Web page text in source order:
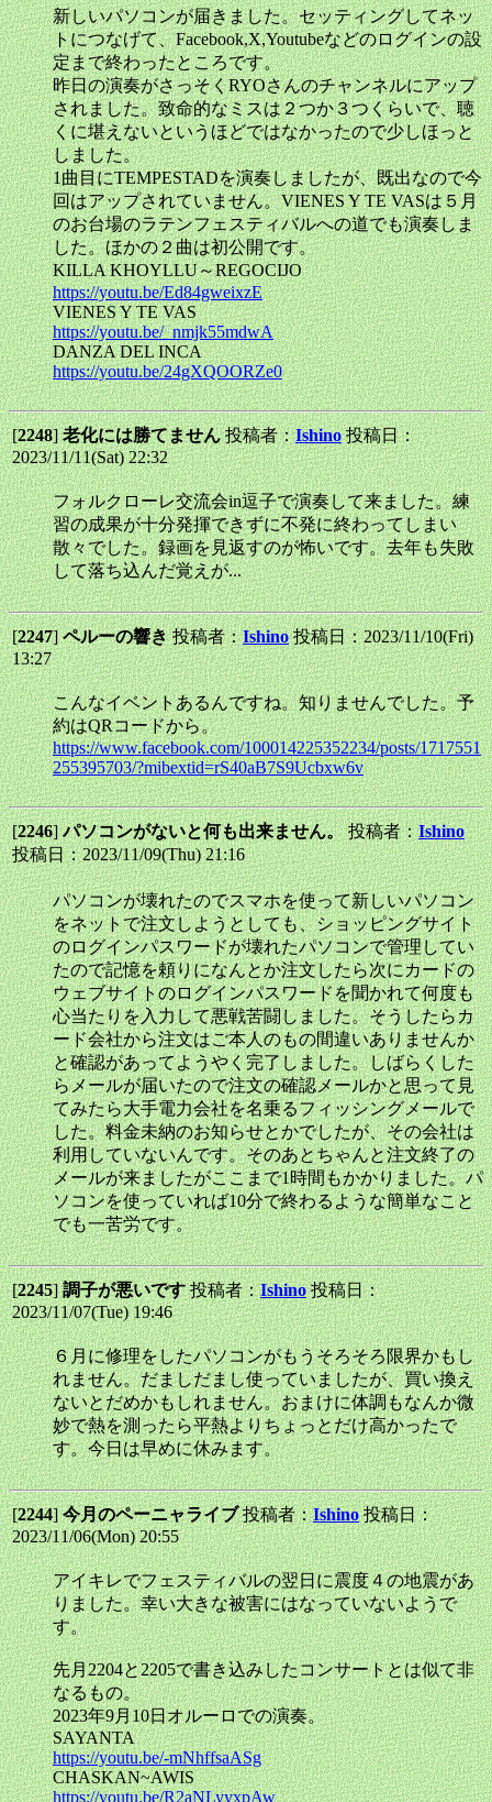
新しいパソコンが届きました。セッティングしてネッ
トにつなげて、Facebook,X,Youtubeなどのログインの設
定まで終わったところです。
昨日の演奏がさっそくRYOさんのチャンネルにアップ
されました。致命的なミスは２つか３つくらいで、聴
くに堪えないというほどではなかったので少しほっと
しました。
1曲目にTEMPESTADを演奏しましたが、既出なので今
回はアップされていません。VIENES Y TE VASは５月
のお台場のラテンフェスティバルへの道でも演奏しま
した。ほかの２曲は初公開です。
KILLA KHOYLLU～REGOCIJO
https://youtu.be/Ed84gweixzE
VIENES Y TE VAS
https://youtu.be/_nmjk55mdwA
DANZA DEL INCA
https://youtu.be/24gXQOORZe0
[2248]老化には勝てません投稿者：Ishino 投稿日：
2023/11/11(Sat) 22:32
フォルクローレ交流会in逗子で演奏して来ました。練
習の成果が十分発揮できずに不発に終わってしまい
散々でした。録画を見返すのが怖いです。去年も失敗
して落ち込んだ覚えが...
[2247]ペルーの響き投稿者：Ishino 投稿日：2023/11/10(Fri)
13:27
こんなイベントあるんですね。知りませんでした。予
約はQRコードから。
https://www.facebook.com/100014225352234/posts/1717551
255395703/?mibextid=rS40aB7S9Ucbxw6v
[2246]パソコンがないと何も出来ません。投稿者：Ishino
投稿日：2023/11/09(Thu) 21:16
パソコンが壊れたのでスマホを使って新しいパソコン
をネットで注文しようとしても、ショッピングサイト
のログインパスワードが壊れたパソコンで管理してい
たので記憶を頼りになんとか注文したら次にカードの
ウェブサイトのログインパスワードを聞かれて何度も
心当たりを入力して悪戦苦闘しました。そうしたらカ
ード会社から注文はご本人のもの間違いありませんか
と確認があってようやく完了しました。しばらくした
らメールが届いたので注文の確認メールかと思って見
てみたら大手電力会社を名乗るフィッシングメールで
した。料金未納のお知らせとかでしたが、その会社は
利用していないんです。そのあとちゃんと注文終了の
メールが来ましたがここまで1時間もかかりました。パ
ソコンを使っていれば10分で終わるような簡単なこと
でも一苦労です。
[2245]調子が悪いです投稿者：Ishino 投稿日：
2023/11/07(Tue) 19:46
６月に修理をしたパソコンがもうそろそろ限界かもし
れません。だましだまし使っていましたが、買い換え
ないとだめかもしれません。おまけに体調もなんか微
妙で熱を測ったら平熱よりちょっとだけ高かったで
す。今日は早めに休みます。
[2244]今月のペーニャライブ投稿者：Ishino 投稿日：
2023/11/06(Mon) 20:55
アイキレでフェスティバルの翌日に震度４の地震があ
りました。幸い大きな被害にはなっていないようで
す。
先月2204と2205で書き込みしたコンサートとは似て非
なるもの。
2023年9月10日オルーロでの演奏。
SAYANTA
https://youtu.be/-mNhffsaASg
CHASKAN~AWIS
https://youtu.be/R2aNLyyxpAw